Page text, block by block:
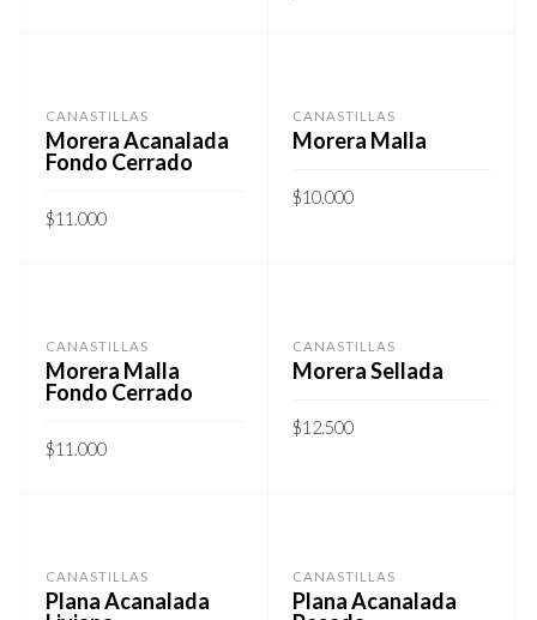
CANASTILLAS
Morera Acanalada
Fondo Cerrado
$11.000
CANASTILLAS
Morera Malla
$10.000
CANASTILLAS
Morera Malla
Fondo Cerrado
$11.000
CANASTILLAS
Morera Sellada
$12.500
CANASTILLAS
Plana Acanalada
CANASTILLAS
Plana Acanalada